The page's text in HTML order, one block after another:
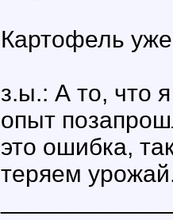
Картофель
з.ы.: А то, что
опыт
это ошибка,
теряем